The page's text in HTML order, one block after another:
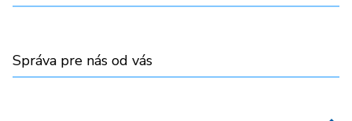
Správa pre nás od vás